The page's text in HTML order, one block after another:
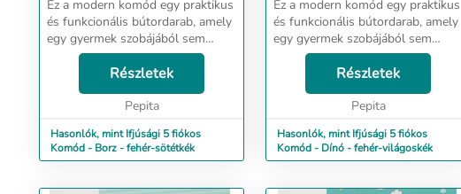
Ez a modern komód egy praktikus
és funkcionális bútordarab, amely
egy gyermek szobájából sem
hiányozhat. Ergonomikus méretei
biztosítják a szoba egyszerű
berendezését. A komód
forgácslemezből készült,...
Részletek
Pepita
Hasonlók, mint Ifjúsági 5 fiókos
Komód - Borz - fehér-sötétkék
Ez a modern komód egy praktikus
és funkcionális bútordarab, amely
egy gyermek szobájából sem
hiányozhat. Ergonomikus méretei
biztosítják a szoba egyszerű
berendezését. A komód
forgácslemezből készült,...
Részletek
Pepita
Hasonlók, mint Ifjúsági 5 fiókos
Komód - Dínó - fehér-világoskék